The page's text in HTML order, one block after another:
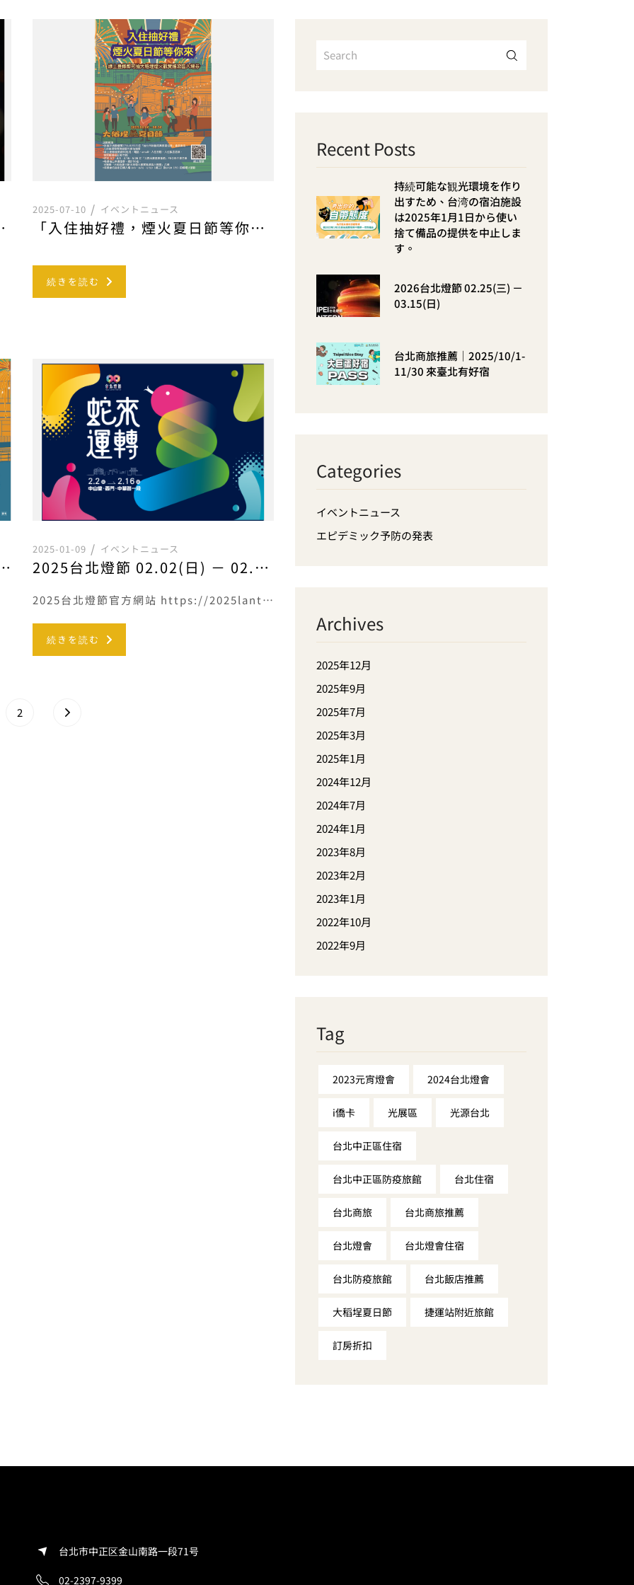
日)
2025-07-10 イベントニュース
「入住抽好禮，煙火夏日節等你來」專案說明
続きを読む
三) – 08.30(六)
2025-01-09 イベントニュース
2025台北燈節 02.02(日) － 02.16(日)
2025台北燈節官方網站 https://2025lanternfestival.travel.taipei/
続きを読む
2
Recent Posts
持続可能な観光環境を作り
出すため、台湾の宿泊施設
は2025年1月1日から使い
捨て備品の提供を中止しま
す。
2026台北燈節 02.25(三) －
03.15(日)
台北商旅推薦｜2025/10/1-
11/30 來臺北有好宿
Categories
イベントニュース
エピデミック予防の発表
Archives
2025年12月
2025年9月
2025年7月
2025年3月
2025年1月
2024年12月
2024年7月
2024年1月
2023年8月
2023年2月
2023年1月
2022年10月
2022年9月
Tag
2023元宵燈會 2024台北燈會
i僑卡 光展區 光源台北
台北中正區住宿
台北中正區防疫旅館 台北住宿
台北商旅 台北商旅推薦
台北燈會 台北燈會住宿
台北防疫旅館 台北飯店推薦
大稻埕夏日節 捷運站附近旅館
訂房折扣
台北市中正区金山南路一段71号
02-2397-9399